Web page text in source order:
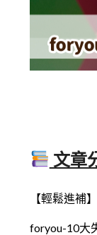
文章
【輕鬆進補
foryou-10大